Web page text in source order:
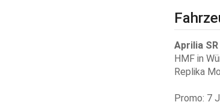
Aprilia SR
HMF in
Replika
Promo: 7